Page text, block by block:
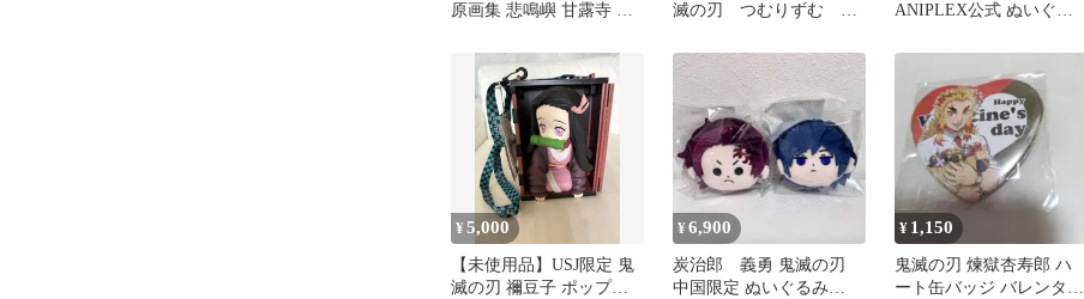
原画集 悲鳴嶼 甘露寺 伊
滅の刃 つむりずむ プ
ANIPLEX公式 ぬいぐる
ックス
¥5,000
【未使用品】USJ限定 鬼
滅の刃 禰豆子 ポップコ
¥6,900
炭治郎 義勇 鬼滅の刃
中国限定 ぬいぐるみ
¥ 1,150
鬼滅の刃 煉獄杏寿郎 ハ
ート缶バッジ バレンタイ